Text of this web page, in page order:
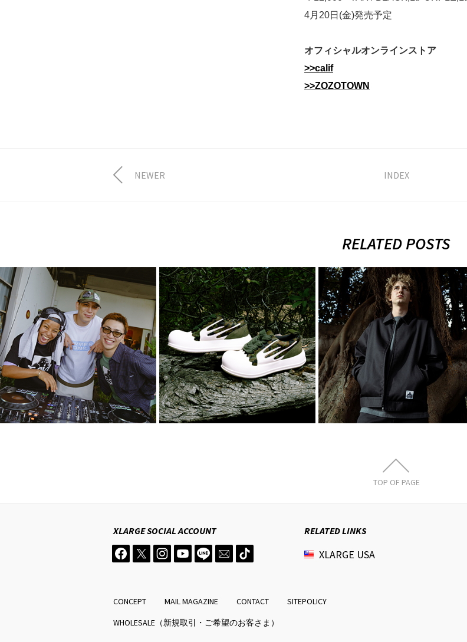
4月20日(金)発売予定
オフィシャルオンラインストア
>>calif
>>ZOZOTOWN
NEWER INDEX
RELATED POSTS
FULLHOUSE ×
XLARGE × X-girl ×
SUMMER SONIC 2…
8月 4, 2026
2026.8.7.Fri XLARGE
× Rhime
8月 3, 2026
2026.8.15.Fri XLARGE
× RHC Ron Herman
8月 1, 2026
TOP OF PAGE
XLARGESOCIAL ACCOUNT RELATED LINKS
XLARGE USA
CONCEPT MAIL MAGAZINE CONTACT
SITEPOLICY
WHOLESALE（新規取引・ご希望のお客さま）